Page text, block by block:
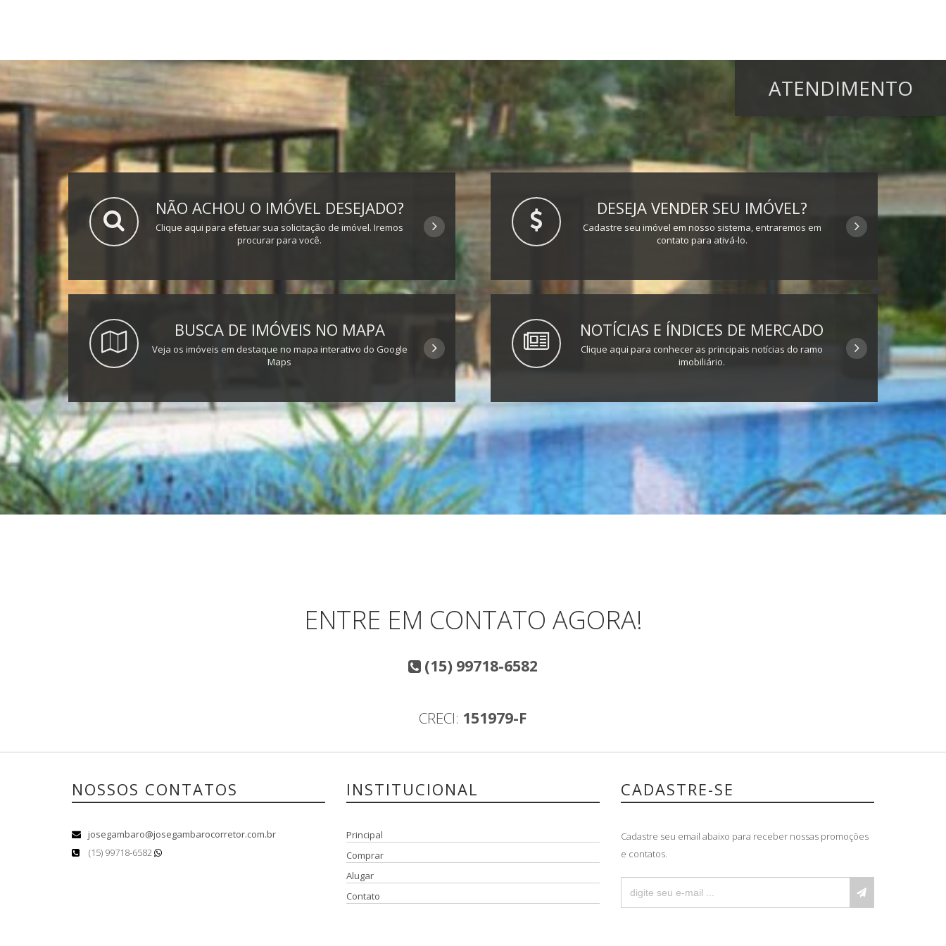
ATENDIMENTO
NÃO ACHOU O IMÓVEL DESEJADO?
Clique aqui para efetuar sua solicitação de imóvel. Iremos
procurar para você.
DESEJA VENDER SEU IMÓVEL?
Cadastre seu imóvel em nosso sistema, entraremos em
contato para ativá-lo.
BUSCA DE IMÓVEIS NO MAPA
Veja os imóveis em destaque no mapa interativo do Google
Maps
NOTÍCIAS E ÍNDICES DE MERCADO
Clique aqui para conhecer as principais notícias do ramo
imobiliário.
ENTRE EM CONTATO AGORA!
(15) 99718-6582
CRECI: 151979-F
NOSSOS CONTATOS
josegambaro@josegambarocorretor.com.br
(15) 99718-6582
INSTITUCIONAL
Principal
Comprar
Alugar
Contato
CADASTRE-SE
Cadastre seu email abaixo para receber nossas promoções
e contatos.